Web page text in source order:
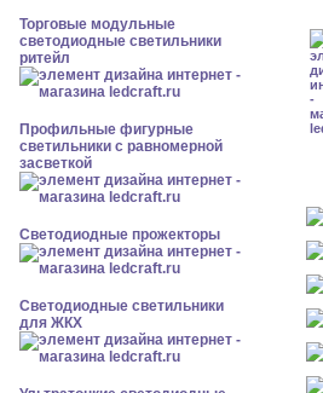
Торговые модульные
светодиодные светильники
ритейл
Профильные фигурные
светильники с равномерной
засветкой
Светодиодные прожекторы
Светодиодные светильники
для ЖКХ